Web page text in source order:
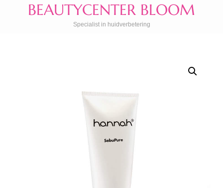
BEAUTYCENTER BLOOM
Specialist in huidverbetering